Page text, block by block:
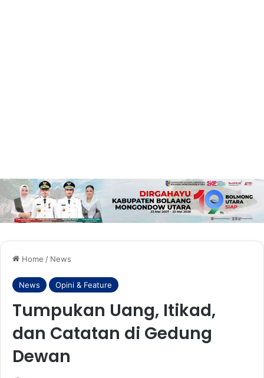
Home / News
News Opini & Feature
Tumpukan Uang, Itikad,
dan Catatan di Gedung
Dewan